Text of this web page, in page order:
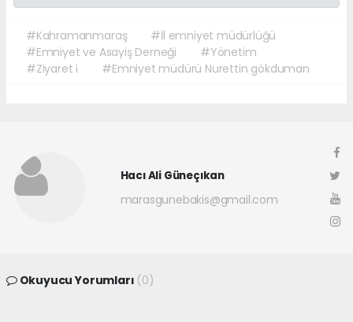
#Kahramanmaraş
#İl emniyet müdürlüğü
#Emniyet ve Asayiş Derneği
#Yönetim
#Ziyaret i
#Emniyet müdürü Nurettin gökduman
Hacı Ali Güneçıkan
marasgunebakis@gmail.com
Okuyucu Yorumları (0)